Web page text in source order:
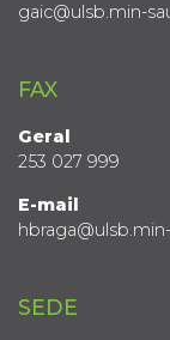
gaic@ulsb.min-
FAX
Geral
253 027 999
E-mail
SEDE